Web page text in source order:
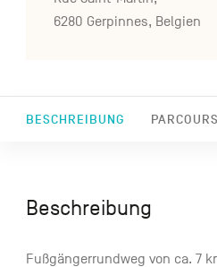
BESCHREIBUNG
6280 Gerpinnes, Belgien
Beschreibung
Fußgängerrundweg von ca. 7